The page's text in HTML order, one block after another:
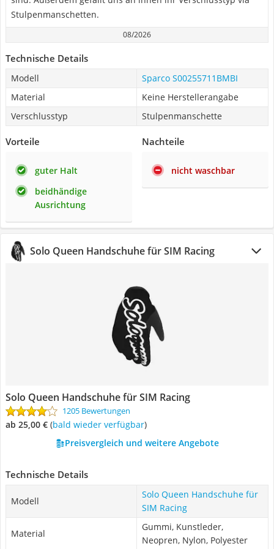
Stulpenmanschetten.
08/2026
Technische Details
Modell
Sparco S00255711BMBI
Material
Keine Herstellerangabe
Verschlusstyp
Stulpenmanschette
Vorteile
guter Halt
beidhändige
Ausrichtung
Nachteile
nicht waschbar
Solo Queen Handschuhe für SIM Racing
Solo Queen Handschuhe für SIM Racing
1205 Bewertungen
ab 25,00 € ( Bald wieder verfügbar)
Preisvergleich und weitere Angebote
Technische Details
Modell
Solo Queen Handschuhe für
SIM Racing
Material
Gummi, Kunstleder,
Neopren, Nylon, Polyester